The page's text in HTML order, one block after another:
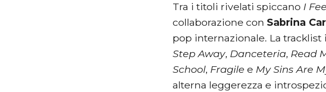
Tra i titoli rivelati spiccano I
collaborazione con Sabrina
pop internazionale. La
Step Away, Danceteria, Read
School, Fragile e My Sins Are
alterna leggerezza e